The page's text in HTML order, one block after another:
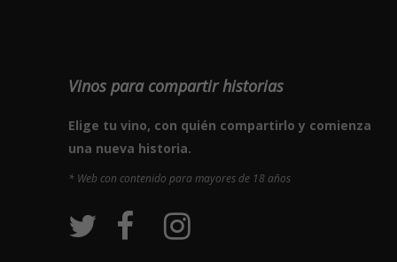
Vinos para compartir historias
Elige tu vino, con quién compartirlo y comienza
una nueva historia.
* Web con contenido para mayores de 18 años